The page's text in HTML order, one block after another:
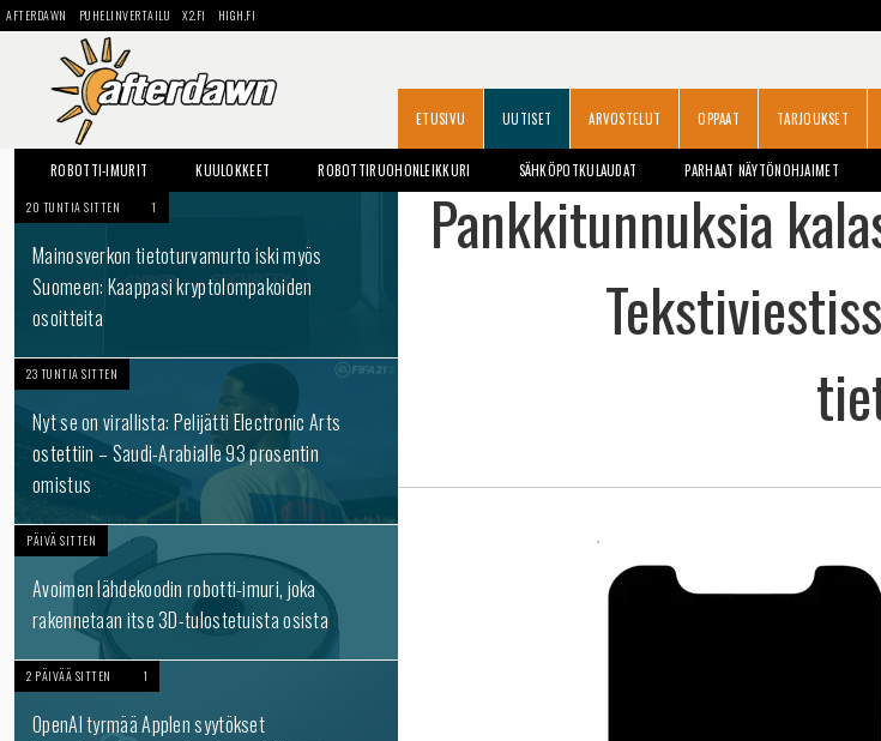
AFTERDAWN PUHELINVERTAILU X2.FI HIGH.FI
ETUSIVU UUTISET ARVOSTELUT OPPAAT TARJOUKSET
ROBOTTI-IMURIT KUULOKKEET ROBOTTIRUOHONLEIKKURI SÄHKÖPOTKULAUDAT PARHAAT NÄYTÖNOHJAIMET
20 TUNTIA SITTEN 1
Mainosverkon tietoturvamurto iski myös
Suomeen: Kaappasi kryptolompakoiden
osoitteita
23 TUNTIA SITTEN
Nyt se on virallista: Pelijätti Electronic Arts
ostettiin – Saudi-Arabialle 93 prosentin
omistus
PÄIVÄ SITTEN
Avoimen lähdekoodin robotti-imuri, joka
rakennetaan itse 3D-tulostetuista osista
2 PÄIVÄÄ SITTEN 1
OpenAI tyrmää Applen syytökset
Pankkitunnuksia